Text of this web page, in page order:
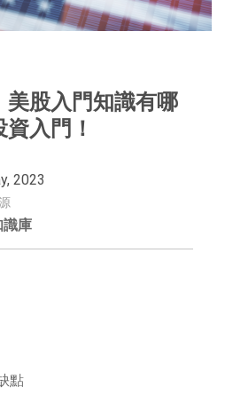
美股入門知識有哪
入門！
2023
識庫
點